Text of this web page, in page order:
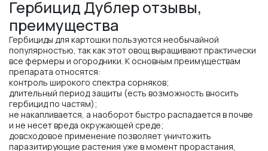
Гербицид Дублер отзывы,
преимущества
Гербициды для картошки пользуются необычайной
популярностью, так как этот овощ выращивают практически
все фермеры и огородники. К основным преимуществам
препарата относятся:
контроль широкого спектра сорняков;
длительный период защиты (есть возможность вносить
гербицид по частям);
не накапливается, а наоборот быстро распадается в почве
и не несет вреда окружающей среде;
довсходовое применение позволяет уничтожить
паразитирующие растения уже в момент прорастания,